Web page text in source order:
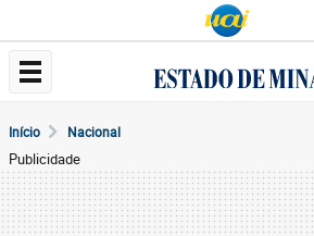
Início Nacional
Publicidade